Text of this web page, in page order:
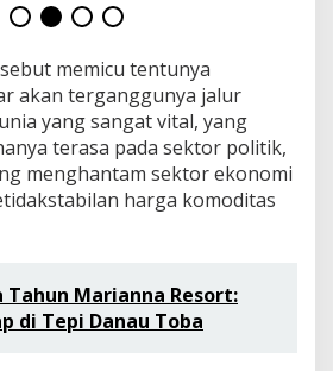
i
d
n
g
a
n
I
D
a
p
memicu tentunya
akan terganggunya jalur
yang sangat vital, yang
terasa pada sektor politik,
menghantam sektor ekonomi
harga komoditas
Tahun Marianna Resort:
di Tepi Danau Toba